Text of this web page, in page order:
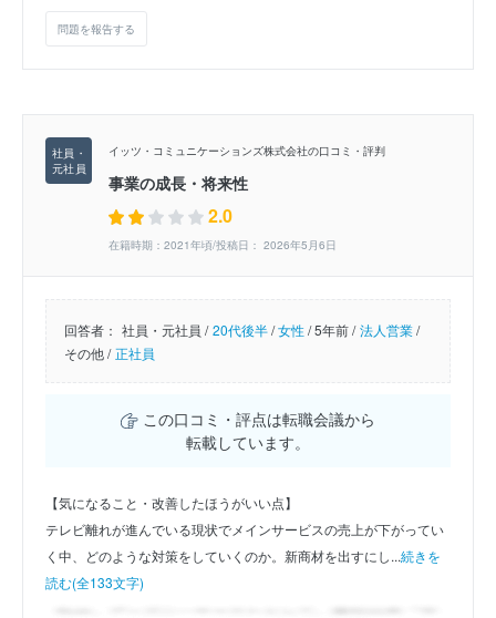
問題を報告する
イッツ・コミュニケーションズ株式会社の口コミ・評判
事業の成長・将来性
2.0
在籍時期：2021年頃/投稿日： 2026年5月6日
回答者： 社員・元社員 / 20代後半/女性/5年前 / 法人営業/
その他 / 正社員
この口コミ・評点は転職会議から
転載しています。
【気になること・改善したほうがいい点】
テレビ離れが進んでいる現状でメインサービスの売上が下がってい
く中、どのような対策をしていくのか。新商材を出すにし...続きを
読む(全133文字)